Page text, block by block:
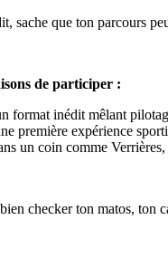
sache que ton parcours
de participer :
format inédit mêlant
première expérience
un coin comme
checker ton matos, ton